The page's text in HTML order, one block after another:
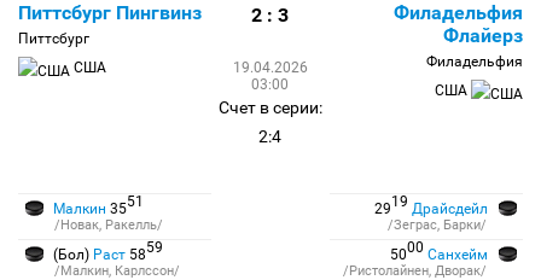
Питтсбург Пингвинз
Питтсбург
США
2 : 3
19.04.2026
03:00
Счет в серии:
2:4
Филадельфия
Флайерз
Филадельфия
США
Малкин 3551
/Новак, Ракелль/
(Бол) Раст 5859
/Малкин, Карлссон/
2919 Драйсдейл
/Зеграс, Барки/
5000 Санхейм
/Ристолайнен, Дворак/